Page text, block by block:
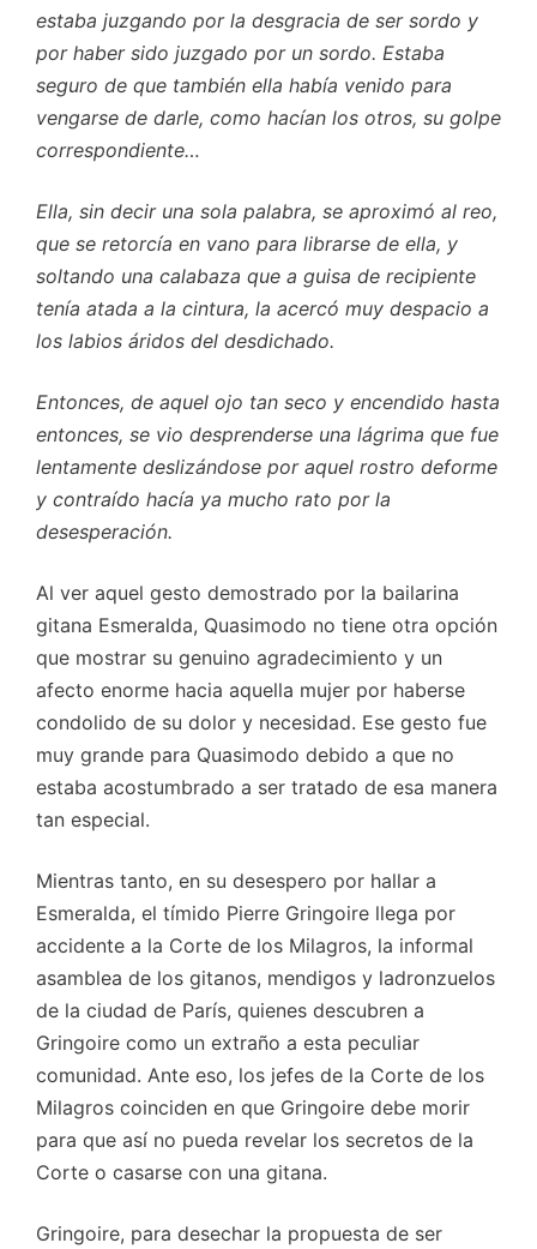
estaba juzgando por la desgracia de ser sordo y
por haber sido juzgado por un sordo. Estaba
seguro de que también ella había venido para
vengarse de darle, como hacían los otros, su golpe
correspondiente…
Ella, sin decir una sola palabra, se aproximó al reo,
que se retorcía en vano para librarse de ella, y
soltando una calabaza que a guisa de recipiente
tenía atada a la cintura, la acercó muy despacio a
los labios áridos del desdichado.
Entonces, de aquel ojo tan seco y encendido hasta
entonces, se vio desprenderse una lágrima que fue
lentamente deslizándose por aquel rostro deforme
y contraído hacía ya mucho rato por la
desesperación.
Al ver aquel gesto demostrado por la bailarina
gitana Esmeralda, Quasimodo no tiene otra opción
que mostrar su genuino agradecimiento y un
afecto enorme hacia aquella mujer por haberse
condolido de su dolor y necesidad. Ese gesto fue
muy grande para Quasimodo debido a que no
estaba acostumbrado a ser tratado de esa manera
tan especial.
Mientras tanto, en su desespero por hallar a
Esmeralda, el tímido Pierre Gringoire llega por
accidente a la Corte de los Milagros, la informal
asamblea de los gitanos, mendigos y ladronzuelos
de la ciudad de París, quienes descubren a
Gringoire como un extraño a esta peculiar
comunidad. Ante eso, los jefes de la Corte de los
Milagros coinciden en que Gringoire debe morir
para que así no pueda revelar los secretos de la
Corte o casarse con una gitana.
Gringoire, para desechar la propuesta de ser